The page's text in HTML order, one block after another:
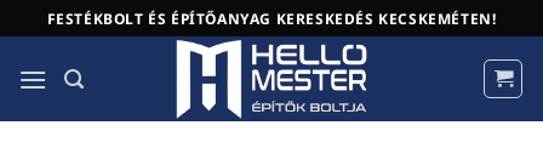
to
content
FESTÉKBOLT ÉS ÉPÍTŐANYAG KERESKEDÉS KECSKEMÉTEN!